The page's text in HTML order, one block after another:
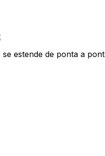
estende de ponta a